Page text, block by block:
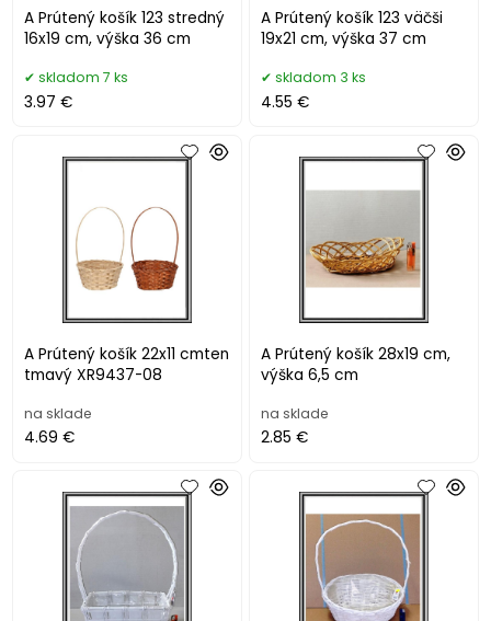
A Prútený košík 123 stredný
16x19 cm, výška 36 cm
skladom 7 ks
3.97 €
A Prútený košík 123 väčši
19x21 cm, výška 37 cm
skladom 3 ks
4.55 €
A Prútený košík 22x11 cmten
tmavý XR9437-08
na sklade
4.69 €
A Prútený košík 28x19 cm,
výška 6,5 cm
na sklade
2.85 €